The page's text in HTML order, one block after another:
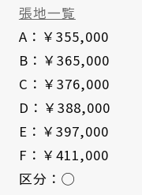
張地一覧
A：￥355,000
B：￥365,000
C：￥376,000
D：￥388,000
E：￥397,000
F：￥411,000
区分：◯